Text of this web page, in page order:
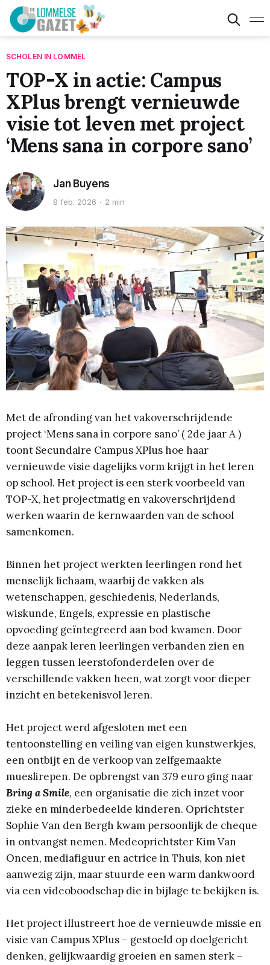
SCHOLEN IN LOMMEL
TOP-X in actie: Campus
XPlus brengt vernieuwde
visie tot leven met project
‘Mens sana in corpore sano’
Jan Buyens
8 feb. 2026 2 min
Met de afronding van het vakoverschrijdende
project ‘Mens sana in corpore sano’ ( 2de jaar A )
toont Secundaire Campus XPlus hoe haar
vernieuwde visie dagelijks vorm krijgt in het leren
op school. Het project is een sterk voorbeeld van
TOP-X, het projectmatig en vakoverschrijdend
werken waarin de kernwaarden van de school
samenkomen.
Binnen het project werkten leerlingen rond het
menselijk lichaam, waarbij de vakken als
wetenschappen, geschiedenis, Nederlands,
wiskunde, Engels, expressie en plastische
opvoeding geïntegreerd aan bod kwamen. Door
deze aanpak leren leerlingen verbanden zien en
leggen tussen leerstofonderdelen over de
verschillende vakken heen, wat zorgt voor dieper
inzicht en betekenisvol leren.
Het project werd afgesloten met een
tentoonstelling en veiling van eigen kunstwerkjes,
een ontbijt en de verkoop van zelfgemaakte
mueslirepen. De opbrengst van 379 euro ging naar
Bring a Smile, een organisatie die zich inzet voor
zieke en minderbedeelde kinderen. Oprichtster
Sophie Van den Bergh kwam persoonlijk de cheque
in ontvangst nemen. Medeoprichtster Kim Van
Oncen, mediafiguur en actrice in Thuis, kon niet
aanwezig zijn, maar stuurde een warm dankwoord
via een videoboodschap die in bijlage te bekijken is.
Het project illustreert hoe de vernieuwde missie en
visie van Campus XPlus – gestoeld op doelgericht
denken, gelijkwaardig groeien en samen sterk –